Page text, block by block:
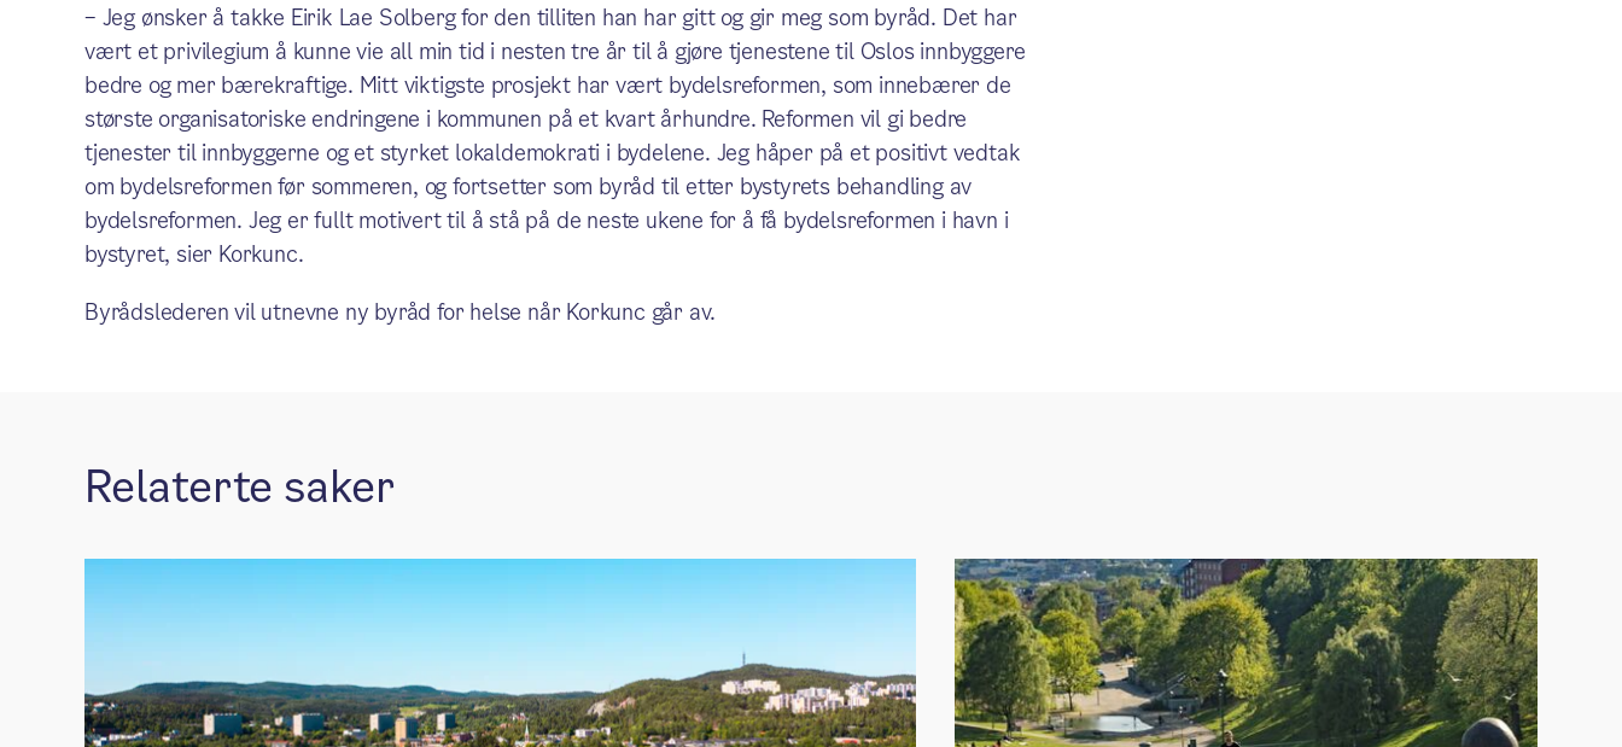
– Jeg ønsker å takke Eirik Lae Solberg for den tilliten han har gitt og gir meg som byråd. Det har
vært et privilegium å kunne vie all min tid i nesten tre år til å gjøre tjenestene til Oslos innbyggere
bedre og mer bærekraftige. Mitt viktigste prosjekt har vært bydelsreformen, som innebærer de
største organisatoriske endringene i kommunen på et kvart århundre. Reformen vil gi bedre
tjenester til innbyggerne og et styrket lokaldemokrati i bydelene. Jeg håper på et positivt vedtak
om bydelsreformen før sommeren, og fortsetter som byråd til etter bystyrets behandling av
bydelsreformen. Jeg er fullt motivert til å stå på de neste ukene for å få bydelsreformen i havn i
bystyret, sier Korkunc.
Byrådslederen vil utnevne ny byråd for helse når Korkunc går av.
Relaterte saker